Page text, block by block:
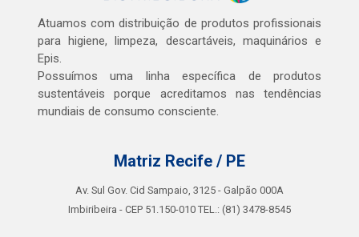
Atuamos com distribuição de produtos profissionais
para higiene, limpeza, descartáveis, maquinários e
Epis.
Possuímos uma linha específica de produtos
sustentáveis porque acreditamos nas tendências
mundiais de consumo consciente.
Matriz Recife / PE
Av. Sul Gov. Cid Sampaio, 3125 - Galpão 000A
Imbiribeira - CEP 51.150-010 TEL.: (81) 3478-8545